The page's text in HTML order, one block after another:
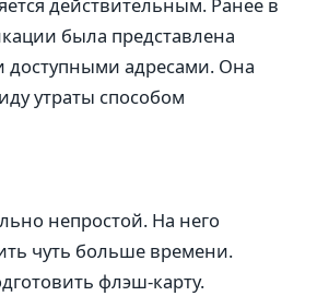
действительным. Ранее в
была представлена
доступными адресами. Она
утраты способом
непростой. На него
чуть больше времени.
флэш-карту.